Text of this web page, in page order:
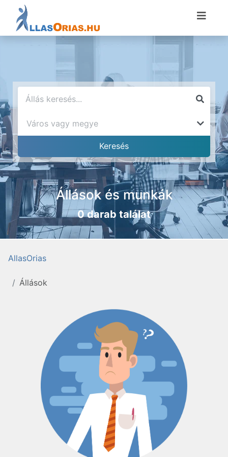
Állások és munkák
0 darab találat
AllasOrias
Állások